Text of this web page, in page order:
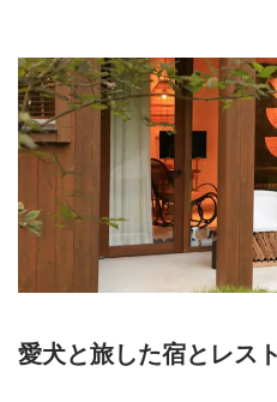
愛犬と旅した宿とレス